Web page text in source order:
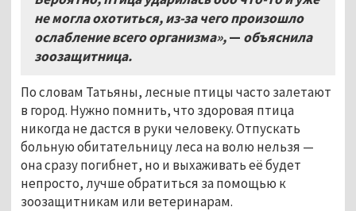
не могла охотиться, из-за чего произошло
ослабление всего организма»,— объяснила
зоозащитница.
По словам Татьяны, лесные птицы часто залетают
в город. Нужно помнить, что здоровая птица
никогда не дастся в руки человеку. Отпускать
больную обитательницу леса на волю нельзя —
она сразу погибнет, но и выхаживать её будет
непросто, лучше обратиться за помощью к
зоозащитникам или ветеринарам.